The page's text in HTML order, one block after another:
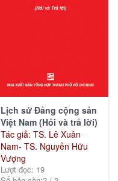
Lịch sử Đảng cộng sản
Việt Nam (Hỏi và trả lời)
Tác giả: TS. Lê Xuân
Nam- TS. Nguyễn Hữu
Vượng
Lượt đọc: 19